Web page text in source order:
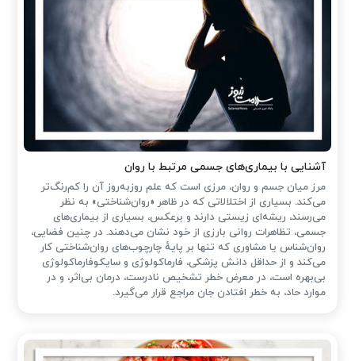
آشنایی با بیماری‌های جسمی مرتبط با روان
مرز میان جسم و روان، مرزی است که علم روزبه‌روز آن را کم‌رنگ‌تر
می‌کند. بسیاری از اختلالاتی که در ظاهر «روان‌شناختی» به نظر
می‌رسند، ریشه‌ای زیستی دارند و برعکس، بسیاری از بیماری‌های
جسمی، تظاهرات روانی بارزی از خود نشان می‌دهند. در چنین فضایی،
روان‌شناس یا مشاوری که تنها بر پایهٔ چارچوب‌های روان‌شناختی کار
می‌کند و از حداقل دانش پزشکی، فارماکولوژی و سایکوفارماکولوژی
بی‌بهره است، در معرض خطر تشخیص نادرست، درمان بی‌اثر، و در
موارد حاد، به خطر افتادن جان مراجع قرار می‌گیرد.